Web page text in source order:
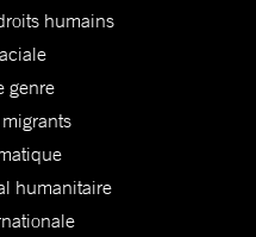
humains
genre
humanitaire